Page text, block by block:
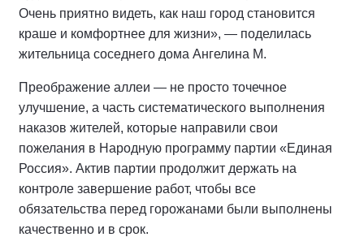
Очень приятно видеть, как наш город становится
краше и комфортнее для жизни», — поделилась
жительница соседнего дома Ангелина М.
Преображение аллеи — не просто точечное
улучшение, а часть систематического выполнения
наказов жителей, которые направили свои
пожелания в Народную программу партии «Единая
Россия». Актив партии продолжит держать на
контроле завершение работ, чтобы все
обязательства перед горожанами были выполнены
качественно и в срок.